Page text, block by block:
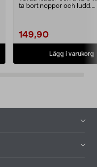
ta bort noppor och ludd.
149,90
Lägg i varukorg